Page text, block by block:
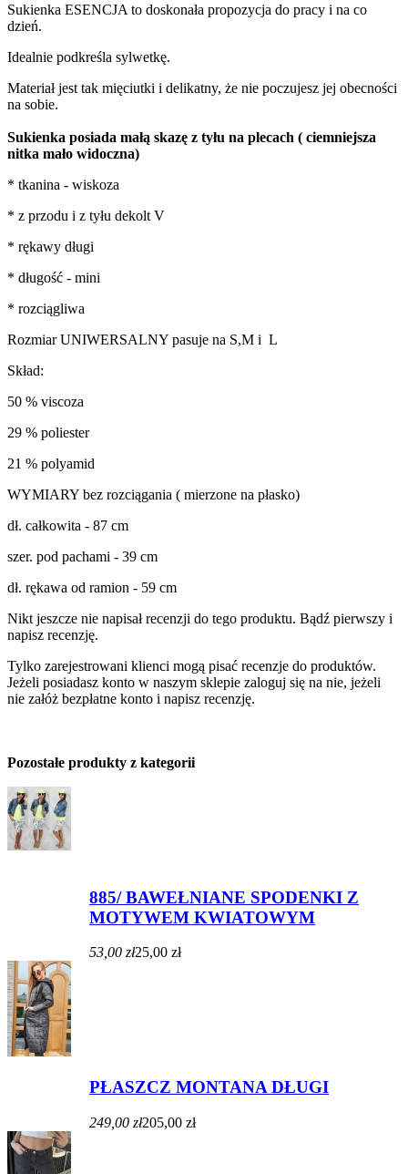
Sukienka ESENCJA to doskonała propozycja do pracy i na co
dzień.
Idealnie podkreśla sylwetkę.
Materiał jest tak mięciutki i delikatny, że nie poczujesz jej obecności
na sobie.
Sukienka posiada małą skazę z tyłu na plecach ( ciemniejsza
nitka mało widoczna)
* tkanina - wiskoza
* z przodu i z tyłu dekolt V
* rękawy długi
* długość - mini
* rozciągliwa
Rozmiar UNIWERSALNY pasuje na S,M i L
Skład:
50 % viscoza
29 % poliester
21 % polyamid
WYMIARY bez rozciągania ( mierzone na płasko)
dł. całkowita - 87 cm
szer. pod pachami - 39 cm
dł. rękawa od ramion - 59 cm
Nikt jeszcze nie napisał recenzji do tego produktu. Bądź pierwszy i
napisz recenzję.
Tylko zarejestrowani klienci mogą pisać recenzje do produktów.
Jeżeli posiadasz konto w naszym sklepie zaloguj się na nie, jeżeli
nie załóż bezpłatne konto i napisz recenzję.
Pozostałe produkty z kategorii
885/ BAWEŁNIANE SPODENKI Z
MOTYWEM KWIATOWYM
53,00 zł25,00 zł
PŁASZCZ MONTANA DŁUGI
249,00 zł205,00 zł